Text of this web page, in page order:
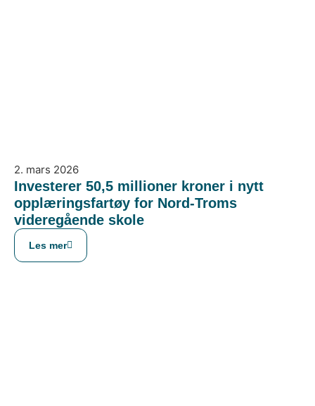
2. mars 2026
Investerer 50,5 millioner kroner i nytt
opplæringsfartøy for Nord-Troms
videregående skole
Les mer